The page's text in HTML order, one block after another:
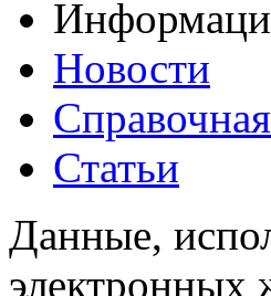
Новости
Справочная
Статьи
Данные,
электронных